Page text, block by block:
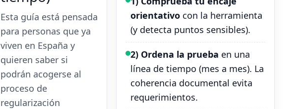
Esta guía está pensada
para personas que ya
viven en España y
quieren saber si
podrán acogerse al
proceso de
regularización
orientativo con la herramienta
(y detecta puntos sensibles).
2) Ordena la prueba en una
línea de tiempo (mes a mes). La
coherencia documental evita
requerimientos.